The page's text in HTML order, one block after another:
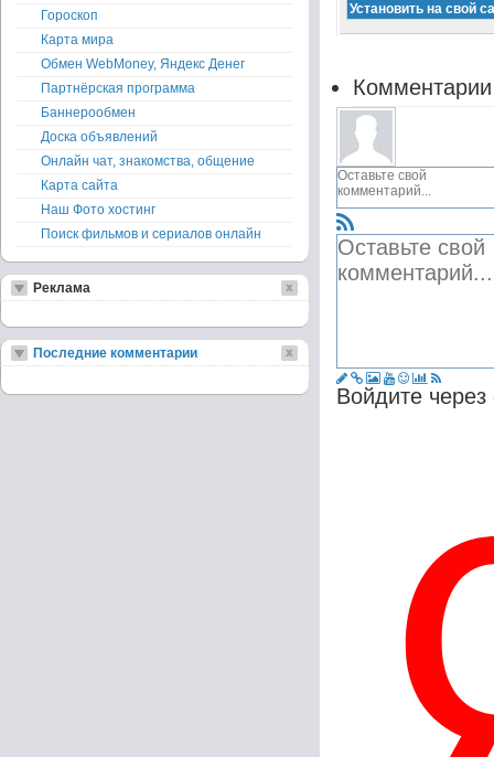
Войдите
Гороскоп
Карта мира
Обмен WebMoney, Яндекс Денег
Партнёрская программа
Баннерообмен
Доска объявлений
Онлайн чат, знакомства, общение
Карта сайта
Наш Фото хостинг
Поиск фильмов и сериалов онлайн
Реклама
Последние комментарии